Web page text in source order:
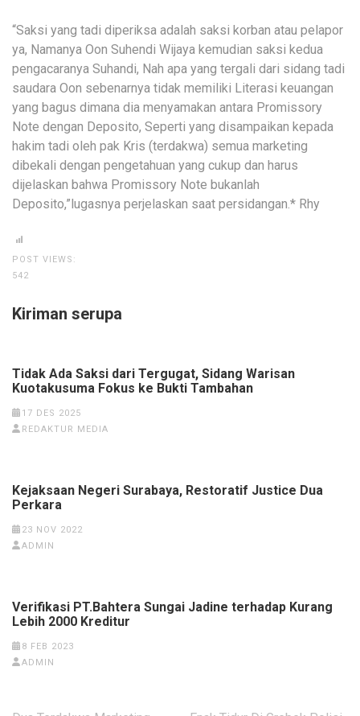
“Saksi yang tadi diperiksa adalah saksi korban atau pelapor
ya, Namanya Oon Suhendi Wijaya kemudian saksi kedua
pengacaranya Suhandi, Nah apa yang tergali dari sidang tadi
saudara Oon sebenarnya tidak memiliki Literasi keuangan
yang bagus dimana dia menyamakan antara Promissory
Note dengan Deposito, Seperti yang disampaikan kepada
hakim tadi oleh pak Kris (terdakwa) semua marketing
dibekali dengan pengetahuan yang cukup dan harus
dijelaskan bahwa Promissory Note bukanlah
Deposito,”lugasnya perjelaskan saat persidangan.* Rhy
POST VIEWS:
542
Kiriman serupa
Tidak Ada Saksi dari Tergugat, Sidang Warisan
Kuotakusuma Fokus ke Bukti Tambahan
17 DES 2025
REDAKTUR MEDIA
Kejaksaan Negeri Surabaya, Restoratif Justice Dua
Perkara
23 NOV 2022
ADMIN
Verifikasi PT.Bahtera Sungai Jadine terhadap Kurang
Lebih 2000 Kreditur
8 FEB 2023
ADMIN